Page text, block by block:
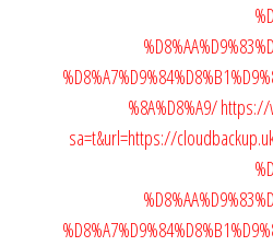
%8A%D8%A9/https://
sa=t&url=https://